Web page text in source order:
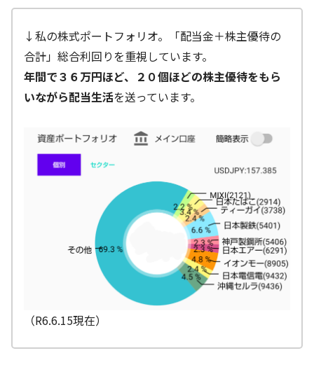
↓私の株式ポートフォリオ。「配当金＋株主優待の
合計」総合利回りを重視しています。
年間で３６万円ほど、２０個ほどの株主優待をもら
いながら配当生活を送っています。
（R6.6.15現在）